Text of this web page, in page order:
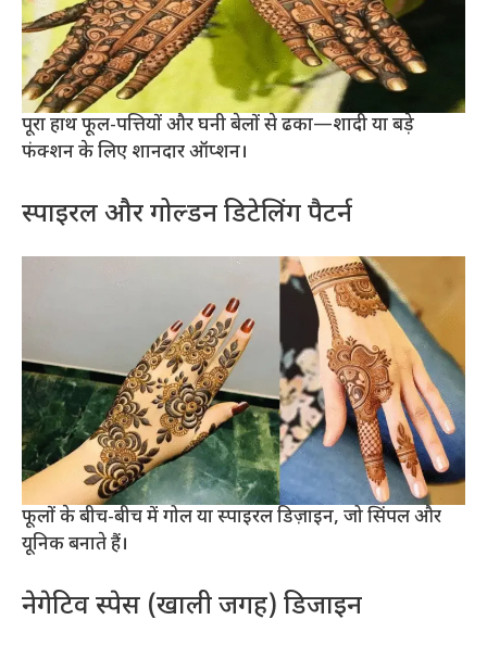
पूरा हाथ फूल-पत्तियों और घनी बेलों से ढका—शादी या बड़े
फंक्शन के लिए शानदार ऑप्शन।
स्पाइरल और गोल्डन डिटेलिंग पैटर्न
फूलों के बीच-बीच में गोल या स्पाइरल डिज़ाइन, जो सिंपल और
यूनिक बनाते हैं।
नेगेटिव स्पेस (खाली जगह) डिजाइन